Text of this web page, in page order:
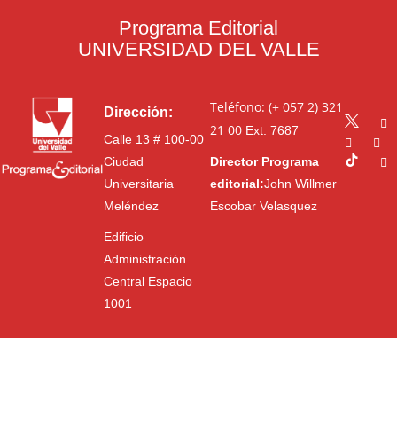
Programa Editorial
UNIVERSIDAD DEL VALLE
Dirección:
Calle 13 # 100-00
Ciudad
Universitaria
Meléndez
Edificio
Administración
Central Espacio
1001
Teléfono: (+ 057 2) 321
21 00Ext. 7687
Director Programa
editorial:John Willmer
Escobar Velasquez